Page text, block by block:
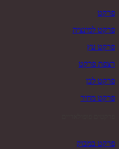
פרקט
פרקט למינציה
פרקט עץ
רצפת פרקט
פרקט לבן
פרקט מחיר
פרקט במבוק